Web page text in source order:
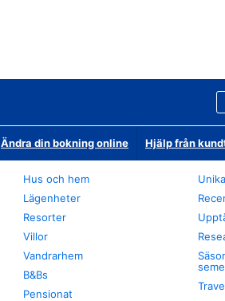
Ändra din bokning online Hjälp från
Hus och hem
Lägenheter
Resorter
Villor
Vandrarhem
B&Bs
Pensionat